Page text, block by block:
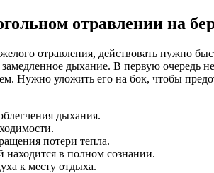
отравлении на
отравления, действовать нужно
дыхание. В первую очередь
Нужно уложить его на бок, чтобы
дыхания.
потери тепла.
в полном сознании.
к месту отдыха.